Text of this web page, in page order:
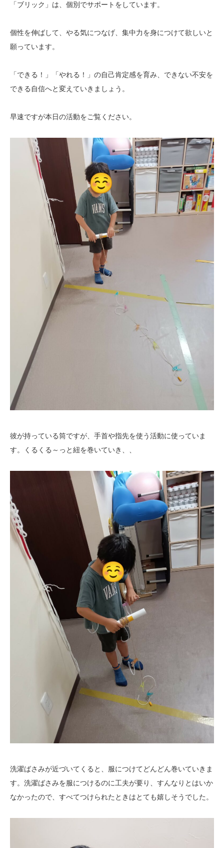
「ブリック」は、個別でサポートをしています。
個性を伸ばして、やる気につなげ、集中力を身につけて欲しいと
願っています。
「できる！」「やれる！」の自己肯定感を育み、できない不安を
できる自信へと変えていきましょう。
早速ですが本日の活動をご覧ください。
彼が持っている筒ですが、手首や指先を使う活動に使っていま
す。くるくる～っと紐を巻いていき、、
洗濯ばさみが近づいてくると、服につけてどんどん巻いていきま
す。洗濯ばさみを服につけるのに工夫が要り、すんなりとはいか
なかったので、すべてつけられたときはとても嬉しそうでした。